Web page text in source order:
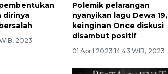
dirinya
2023
Polemik pelarangan
nyanyikan lagu Dewa 19,
keinginan Once diskusi
disambut positif
01 April 2023 14:43 WIB, 2023